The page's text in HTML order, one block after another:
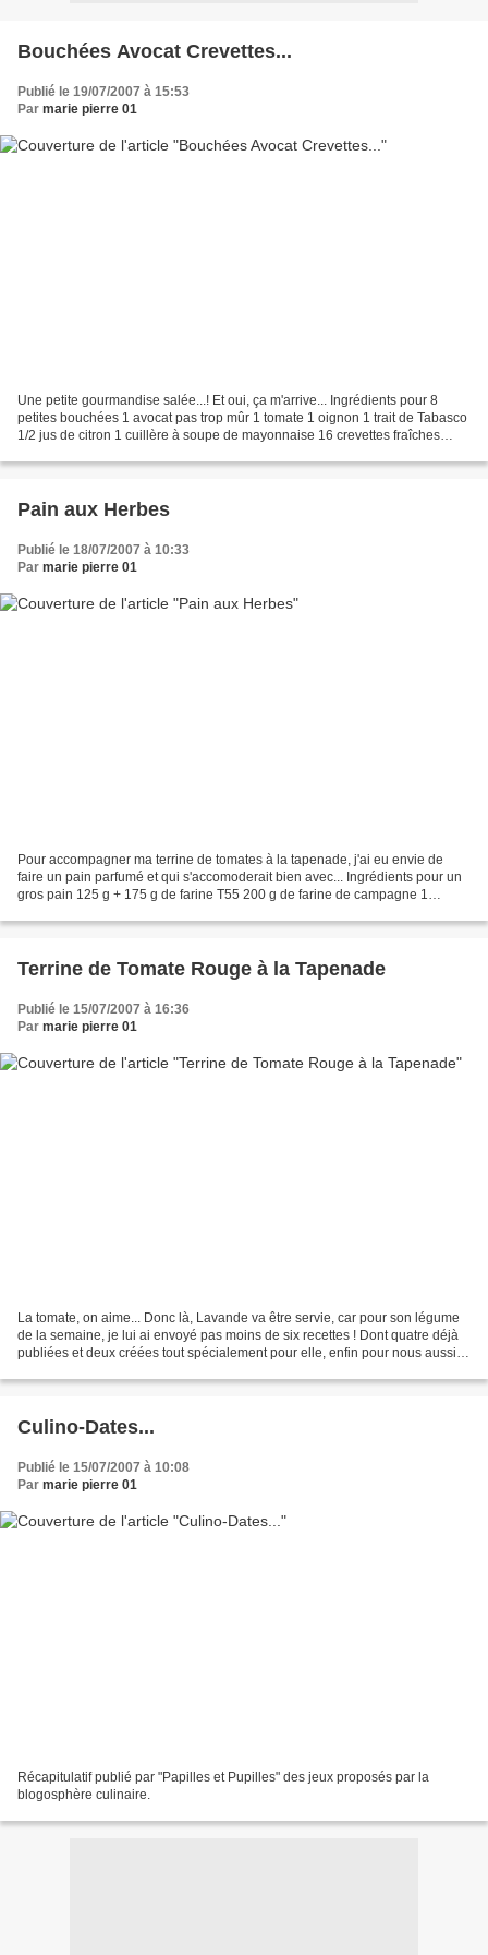
Bouchées Avocat Crevettes...
Publié le 19/07/2007 à 15:53
Par marie pierre 01
Une petite gourmandise salée...! Et oui, ça m'arrive... Ingrédients pour 8
petites bouchées 1 avocat pas trop mûr 1 tomate 1 oignon 1 trait de Tabasco
1/2 jus de citron 1 cuillère à soupe de mayonnaise 16 crevettes fraîches
Pain aux Herbes
Publié le 18/07/2007 à 10:33
Par marie pierre 01
Pour accompagner ma terrine de tomates à la tapenade, j'ai eu envie de
faire un pain parfumé et qui s'accomoderait bien avec... Ingrédients pour un
gros pain 125 g + 175 g de farine T55 200 g de farine de campagne 1
Terrine de Tomate Rouge à la Tapenade
Publié le 15/07/2007 à 16:36
Par marie pierre 01
La tomate, on aime... Donc là, Lavande va être servie, car pour son légume
de la semaine, je lui ai envoyé pas moins de six recettes ! Dont quatre déjà
publiées et deux créées tout spécialement pour elle, enfin pour nous aussi !!!
Culino-Dates...
Publié le 15/07/2007 à 10:08
Par marie pierre 01
Récapitulatif publié par "Papilles et Pupilles" des jeux proposés par la
blogosphère culinaire.